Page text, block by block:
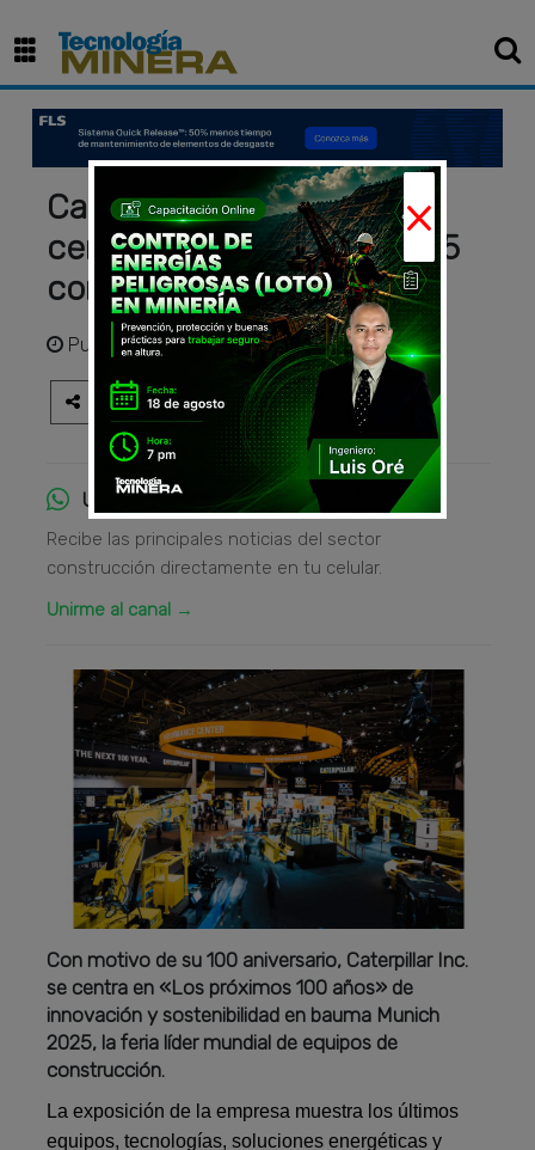
Caterpillar celebra su
centenario en bauma 2025
con una gran exposición
Publicadohace 1 año
Únete al canal de WhatsApp
Recibe las principales noticias del sector
construcción directamente en tu celular.
Unirme al canal →
Con motivo de su 100 aniversario, Caterpillar Inc.
se centra en «Los próximos 100 años» de
innovación y sostenibilidad en bauma Munich
2025, la feria líder mundial de equipos de
construcción.
La exposición de la empresa muestra los últimos
equipos, tecnologías, soluciones energéticas y
×